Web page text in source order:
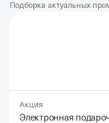
Подборка актуальных
Акция
Электронная